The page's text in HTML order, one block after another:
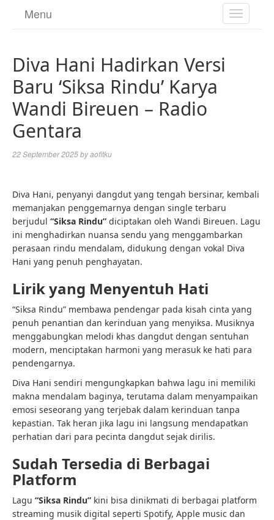
TOGGLE
Menu
Diva Hani Hadirkan Versi
Baru ‘Siksa Rindu’ Karya
Wandi Bireuen – Radio
Gentara
22 September 2025byaofitku
Diva Hani, penyanyi dangdut yang tengah bersinar, kembali
memanjakan penggemarnya dengan single terbaru
berjudul “Siksa Rindu” diciptakan oleh Wandi Bireuen. Lagu
ini menghadirkan nuansa sendu yang menggambarkan
perasaan rindu mendalam, didukung dengan vokal Diva
Hani yang penuh penghayatan.
Lirik yang Menyentuh Hati
“Siksa Rindu” membawa pendengar pada kisah cinta yang
penuh penantian dan kerinduan yang menyiksa. Musiknya
menggabungkan melodi khas dangdut dengan sentuhan
modern, menciptakan harmoni yang merasuk ke hati para
pendengarnya.
Diva Hani sendiri mengungkapkan bahwa lagu ini memiliki
makna mendalam baginya, terutama dalam menyampaikan
emosi seseorang yang terjebak dalam kerinduan tanpa
kepastian. Tak heran jika lagu ini langsung mendapatkan
perhatian dari para pecinta dangdut sejak dirilis.
Sudah Tersedia di Berbagai
Platform
Lagu “Siksa Rindu” kini bisa dinikmati di berbagai platform
streaming musik digital seperti Spotify, Apple music dan